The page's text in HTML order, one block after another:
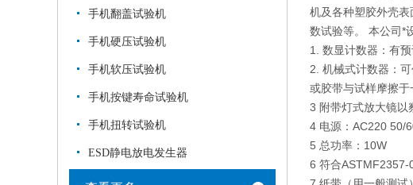
手机翻盖试验机
手机硬压试验机
手机软压试验机
手机按键寿命试验机
手机扭转试验机
ESD静电放电发生器
机及各种塑胶外壳
数试验等。 本公司*
1. 数显计数器：有
2. 机械式计数器：
或胶带与试样摩擦
3 附带灯式放大镜以
4 电源：AC220 50/
5 总功率：10W
6 符合ASTMF2357-